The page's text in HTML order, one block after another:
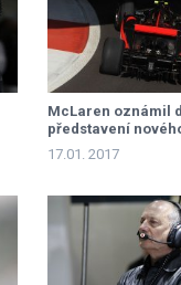
McLaren oznámil
představení
17.01. 2017